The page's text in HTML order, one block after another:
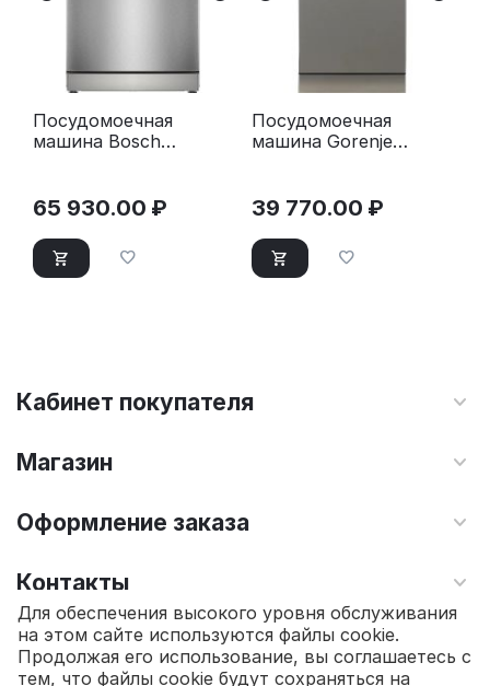
Посудомоечная
машина Bosch
65 930.00 ₽
Посудомоечная
машина Gorenje
39 770.00 ₽
Кабинет покупателя
Магазин
Оформление заказа
Контакты
© 2010 - 2026 Интернет магазин TOPSTO.
Для обеспечения высокого уровня обслуживания
на этом сайте используются файлы cookie.
Продолжая его использование, вы соглашаетесь с
тем, что файлы cookie будут сохраняться на